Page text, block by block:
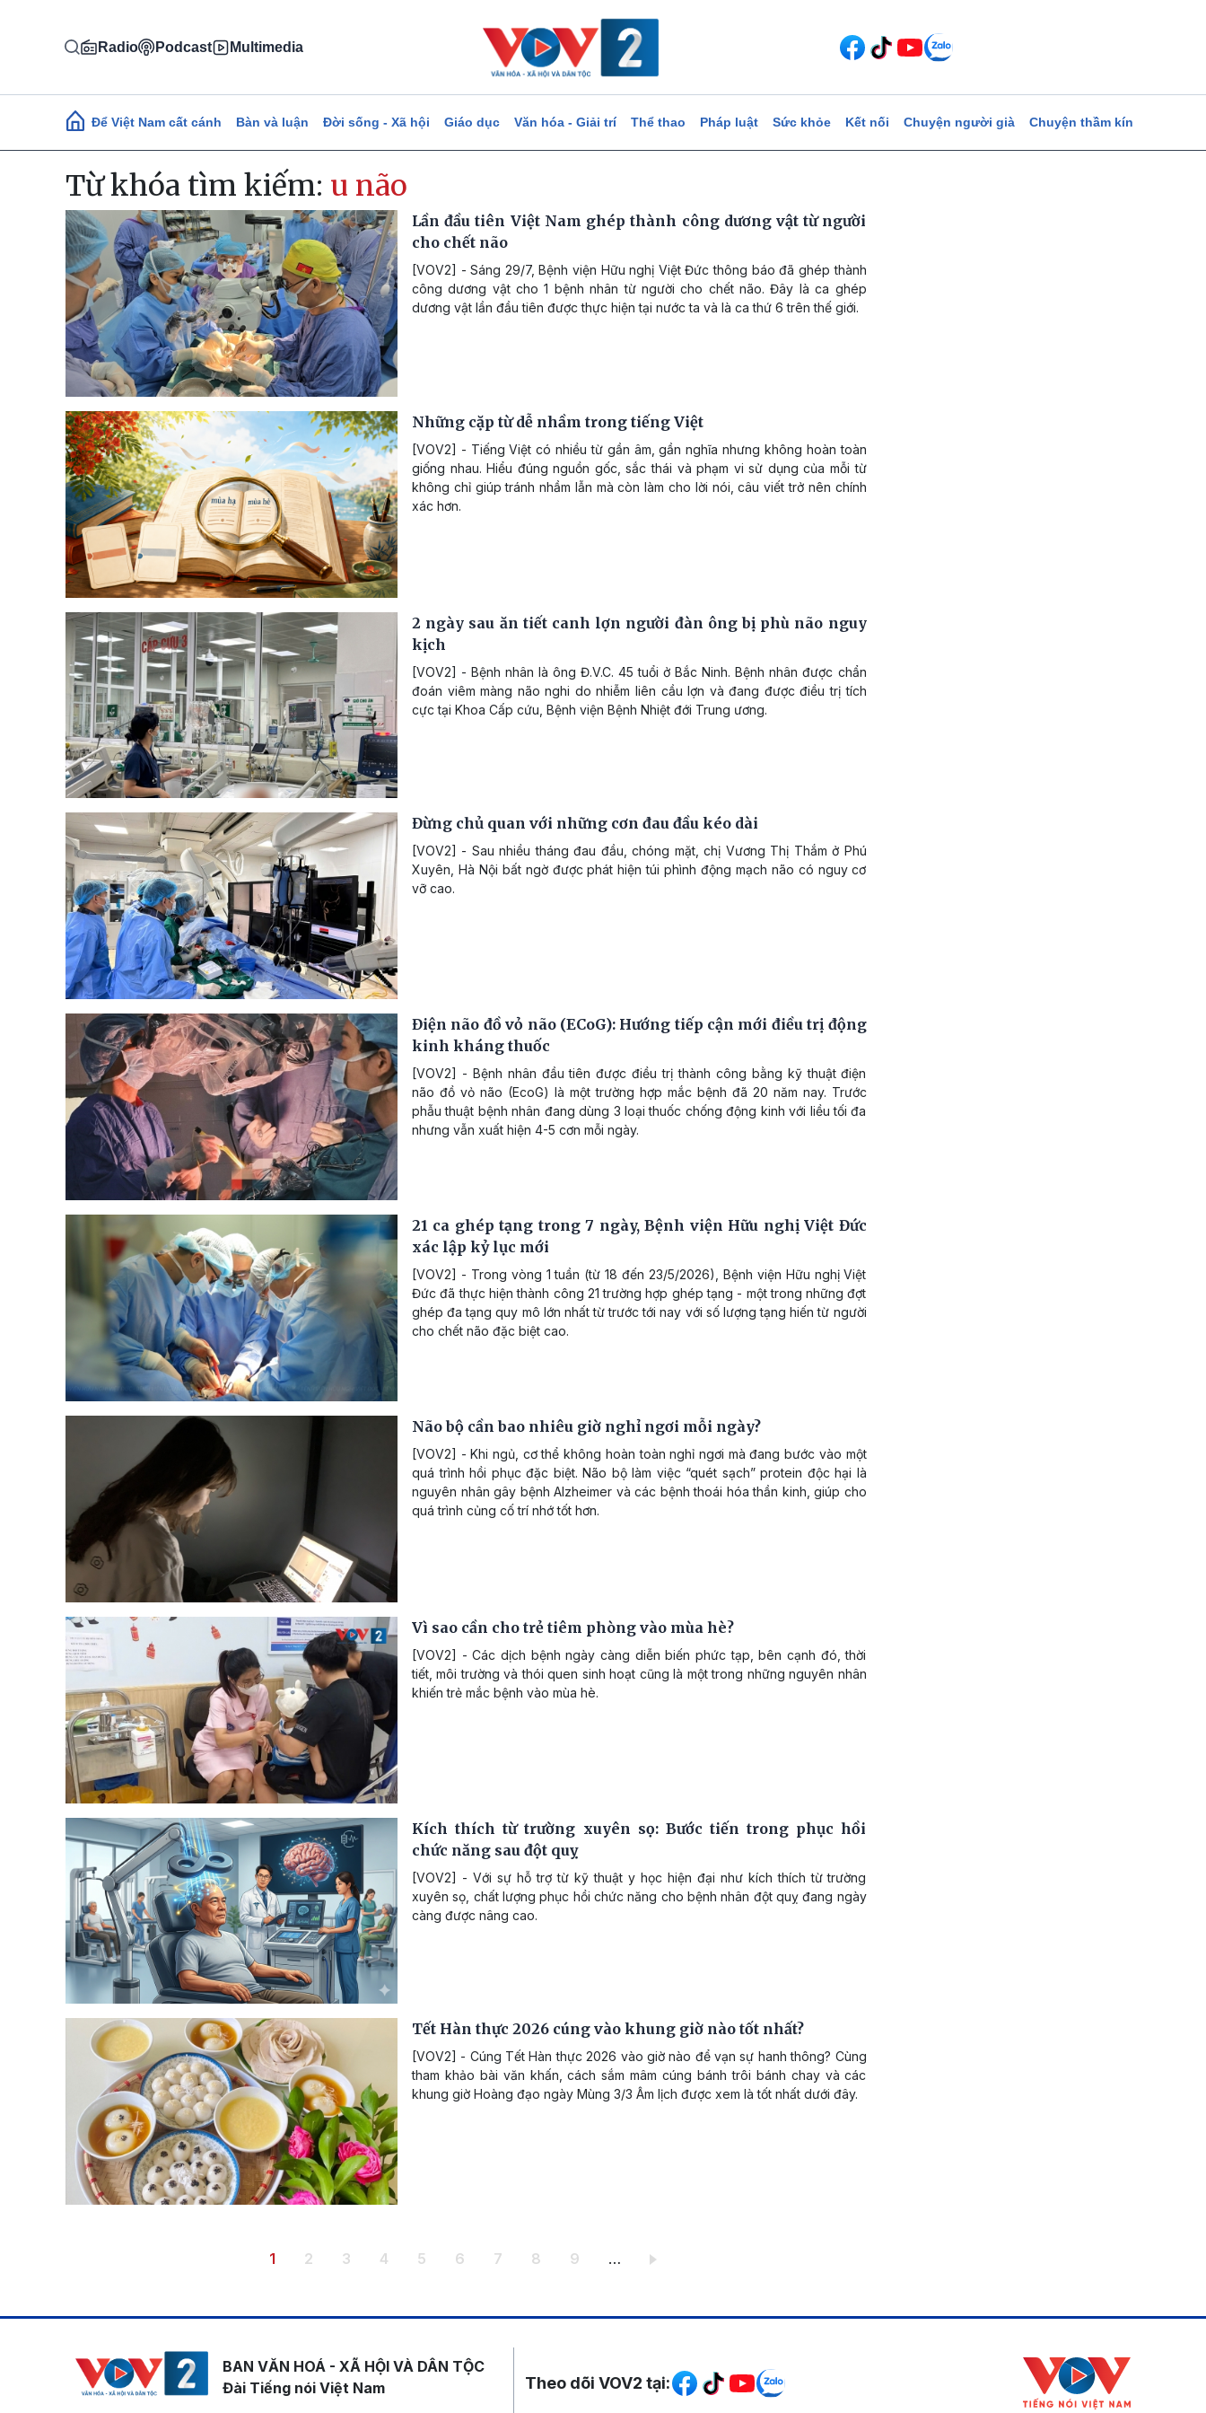
Radio Podcast Multimedia
Main navigation
Để Việt Nam cất cánh Bàn và luận Đời sống - Xã hội Giáo dục Văn hóa - Giải trí Thể thao Pháp luật Sức khỏe Kết nối Chuyện người già Chuyện thầm kín
Từ khóa tìm kiếm: u não
Lần đầu tiên Việt Nam ghép thành công dương vật từ người
cho chết não
[VOV2] - Sáng 29/7, Bệnh viện Hữu nghị Việt Đức thông báo đã ghép thành
công dương vật cho 1 bệnh nhân từ người cho chết não. Đây là ca ghép
dương vật lần đầu tiên được thực hiện tại nước ta và là ca thứ 6 trên thế giới.
Những cặp từ dễ nhầm trong tiếng Việt
[VOV2] - Tiếng Việt có nhiều từ gần âm, gần nghĩa nhưng không hoàn toàn
giống nhau. Hiểu đúng nguồn gốc, sắc thái và phạm vi sử dụng của mỗi từ
không chỉ giúp tránh nhầm lẫn mà còn làm cho lời nói, câu viết trở nên chính
xác hơn.
2 ngày sau ăn tiết canh lợn người đàn ông bị phù não nguy
kịch
[VOV2] - Bệnh nhân là ông Đ.V.C. 45 tuổi ở Bắc Ninh. Bệnh nhân được chẩn
đoán viêm màng não nghi do nhiễm liên cầu lợn và đang được điều trị tích
cực tại Khoa Cấp cứu, Bệnh viện Bệnh Nhiệt đới Trung ương.
Đừng chủ quan với những cơn đau đầu kéo dài
[VOV2] - Sau nhiều tháng đau đầu, chóng mặt, chị Vương Thị Thắm ở Phú
Xuyên, Hà Nội bất ngờ được phát hiện túi phình động mạch não có nguy cơ
vỡ cao.
Điện não đồ vỏ não (ECoG): Hướng tiếp cận mới điều trị động
kinh kháng thuốc
[VOV2] - Bệnh nhân đầu tiên được điều trị thành công bằng kỹ thuật điện
não đồ vỏ não (EcoG) là một trường hợp mắc bệnh đã 20 năm nay. Trước
phẫu thuật bệnh nhân đang dùng 3 loại thuốc chống động kinh với liều tối đa
nhưng vẫn xuất hiện 4-5 cơn mỗi ngày.
21 ca ghép tạng trong 7 ngày, Bệnh viện Hữu nghị Việt Đức
xác lập kỷ lục mới
[VOV2] - Trong vòng 1 tuần (từ 18 đến 23/5/2026), Bệnh viện Hữu nghị Việt
Đức đã thực hiện thành công 21 trường hợp ghép tạng - một trong những đợt
ghép đa tạng quy mô lớn nhất từ trước tới nay với số lượng tạng hiến từ người
cho chết não đặc biệt cao.
Não bộ cần bao nhiêu giờ nghỉ ngơi mỗi ngày?
[VOV2] - Khi ngủ, cơ thể không hoàn toàn nghỉ ngơi mà đang bước vào một
quá trình hồi phục đặc biệt. Não bộ làm việc “quét sạch” protein độc hại là
nguyên nhân gây bệnh Alzheimer và các bệnh thoái hóa thần kinh, giúp cho
quá trình củng cố trí nhớ tốt hơn.
Vì sao cần cho trẻ tiêm phòng vào mùa hè?
[VOV2] - Các dịch bệnh ngày càng diễn biến phức tạp, bên cạnh đó, thời
tiết, môi trường và thói quen sinh hoạt cũng là một trong những nguyên nhân
khiến trẻ mắc bệnh vào mùa hè.
Kích thích từ trường xuyên sọ: Bước tiến trong phục hồi
chức năng sau đột quỵ
[VOV2] - Với sự hỗ trợ từ kỹ thuật y học hiện đại như kích thích từ trường
xuyên sọ, chất lượng phục hồi chức năng cho bệnh nhân đột quỵ đang ngày
càng được nâng cao.
Tết Hàn thực 2026 cúng vào khung giờ nào tốt nhất?
[VOV2] - Cúng Tết Hàn thực 2026 vào giờ nào để vạn sự hanh thông? Cùng
tham khảo bài văn khấn, cách sắm mâm cúng bánh trôi bánh chay và các
khung giờ Hoàng đạo ngày Mùng 3/3 Âm lịch được xem là tốt nhất dưới đây.
Trang hiện thời
1 Trang
2 Trang
3 Trang
4 Trang
5 Trang
6 Trang
7 Trang
8 Trang
9 …
BAN VĂN HOÁ - XÃ HỘI VÀ DÂN TỘC
Đài Tiếng nói Việt Nam
Mạng xã hội
Theo dõi VOV2 tại: